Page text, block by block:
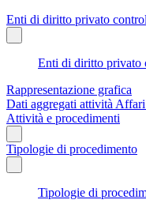
Enti di diritto privato
Enti di diritto privato
Rappresentazione grafica
Dati aggregati attività
Attività e procedimenti
Tipologie di procedimento
Tipologie di